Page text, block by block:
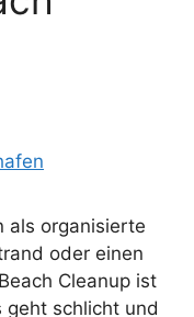
als organisierte
oder einen
Cleanup ist
geht schlicht und